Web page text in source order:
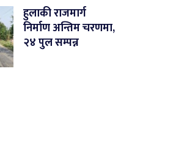
हुलाकी राजमार्ग
निर्माण अन्तिम चरणमा,
२४ पुल सम्पन्न